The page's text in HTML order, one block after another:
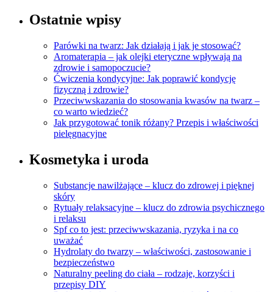
Ostatnie wpisy
Parówki na twarz: Jak działają i jak je stosować?
Aromaterapia – jak olejki eteryczne wpływają na
zdrowie i samopoczucie?
Ćwiczenia kondycyjne: Jak poprawić kondycję
fizyczną i zdrowie?
Przeciwwskazania do stosowania kwasów na twarz –
co warto wiedzieć?
Jak przygotować tonik różany? Przepis i właściwości
pielęgnacyjne
Kosmetyka i uroda
Substancje nawilżające – klucz do zdrowej i pięknej
skóry
Rytuały relaksacyjne – klucz do zdrowia psychicznego
i relaksu
Spf co to jest: przeciwwskazania, ryzyka i na co
uważać
Hydrolaty do twarzy – właściwości, zastosowanie i
bezpieczeństwo
Naturalny peeling do ciała – rodzaje, korzyści i
przepisy DIY